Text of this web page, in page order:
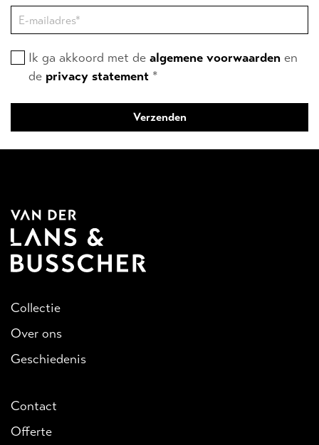
Ik ga akkoord met de algemene voorwaarden en
de privacy statement *
Collectie
Over ons
Geschiedenis
Contact
Offerte